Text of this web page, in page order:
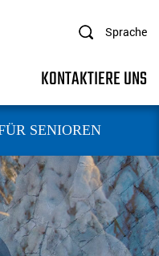
Sprache
KONTAKTIERE UNS
SENIOREN